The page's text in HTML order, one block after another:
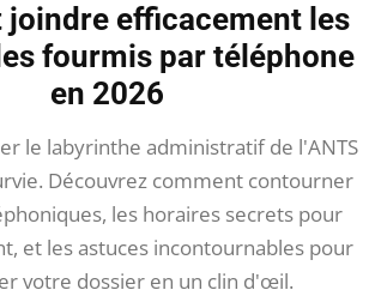
joindre efficacement les
fourmis par téléphone
en 2026
le labyrinthe administratif de l'ANTS
Découvrez comment contourner
les horaires secrets pour
et les astuces incontournables pour
votre dossier en un clin d'œil.